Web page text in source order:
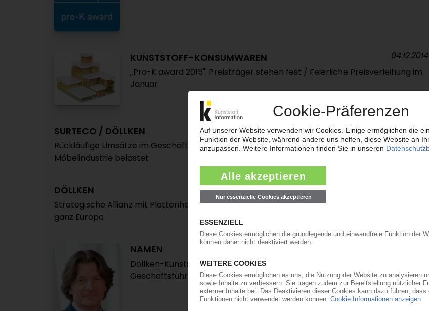
KUNSTSTOFF-KONSUMWAREN
„Pro-K award 2015": Preisträger stehen fest / Feierliche Preisverleihung im
Januar
04.12.2014
SURTECO / DÖLLKEN
Rückläufige Umsätze im Geschäft mit Kunststoffkantenbändern / Schwäche der deutschen
Möbelindustrie belastet
08.05.2014
DÖLLKEN
Strategische Allianz mit Plattenherstellern M. Kaindl und Kronospan / Kunststoffkanten für
ganz Europa
NAMEN
Döllken-Kunststoffverarbeitung: Frank Bruns neuer Vorsitzender der
Geschäftsführung